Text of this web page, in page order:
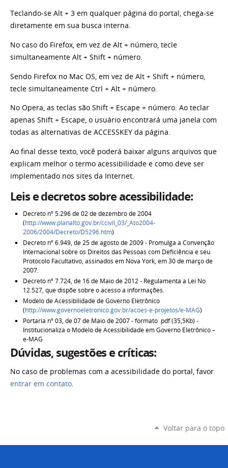
Teclando-se Alt + 3 em qualquer página do portal, chega-se
diretamente em sua busca interna.
No caso do Firefox, em vez de Alt + número, tecle
simultaneamente Alt + Shift + número.
Sendo Firefox no Mac OS, em vez de Alt + Shift + número,
tecle simultaneamente Ctrl + Alt + número.
No Opera, as teclas são Shift + Escape + número. Ao teclar
apenas Shift + Escape, o usuário encontrará uma janela com
todas as alternativas de ACCESSKEY da página.
Ao final desse texto, você poderá baixar alguns arquivos que
explicam melhor o termo acessibilidade e como deve ser
implementado nos sites da Internet.
Leis e decretos sobre acessibilidade:
Decreto nº 5.296 de 02 de dezembro de 2004
(http://www.planalto.gov.br/ccivil_03/_Ato2004-
2006/2004/Decreto/D5296.htm)
Decreto nº 6.949, de 25 de agosto de 2009 - Promulga a Convenção
Internacional sobre os Direitos das Pessoas com Deficiência e seu
Protocolo Facultativo, assinados em Nova York, em 30 de março de
2007.
Decreto nº 7.724, de 16 de Maio de 2012 - Regulamenta a Lei No
12.527, que dispõe sobre o acesso a informações.
Modelo de Acessibilidade de Governo Eletrônico
(http://www.governoeletronico.gov.br/acoes-e-projetos/e-MAG)
Portaria nº 03, de 07 de Maio de 2007 - formato .pdf (35,5Kb) -
Institucionaliza o Modelo de Acessibilidade em Governo Eletrônico –
e-MAG
Dúvidas, sugestões e críticas:
No caso de problemas com a acessibilidade do portal, favor
entrar em contato.
Voltar para o topo